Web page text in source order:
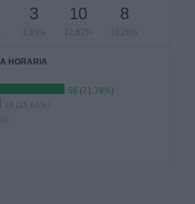
3
3.85%
10
12.82%
8
10.26%
HORARIA
56 (71.79%)
20 (25.64%)